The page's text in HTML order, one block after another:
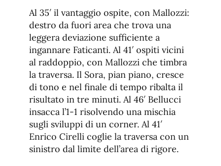
Al 35′ il vantaggio ospite, con Mallozzi:
destro da fuori area che trova una
leggera deviazione sufficiente a
ingannare Faticanti. Al 41′ ospiti vicini
al raddoppio, con Mallozzi che timbra
la traversa. Il Sora, pian piano, cresce
di tono e nel finale di tempo ribalta il
risultato in tre minuti. Al 46′ Bellucci
insacca l’1-1 risolvendo una mischia
sugli sviluppi di un corner. Al 41′
Enrico Cirelli coglie la traversa con un
sinistro dal limite dell’area di rigore.